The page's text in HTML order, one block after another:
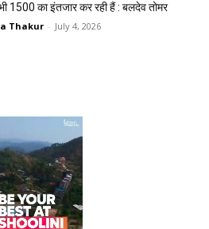
₹1500 का इंतजार कर रही हैं : बलदेव तोमर
Thakur - July 4, 2026